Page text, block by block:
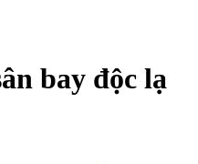
bay độc lạ